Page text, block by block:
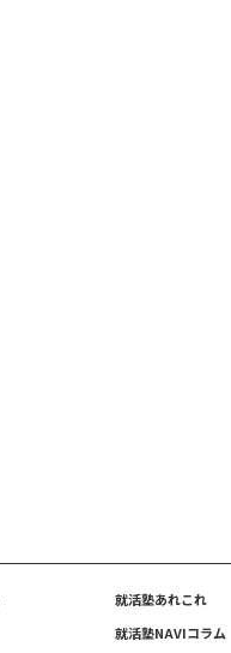
就活塾あれこれ
就活塾NAVIコラム